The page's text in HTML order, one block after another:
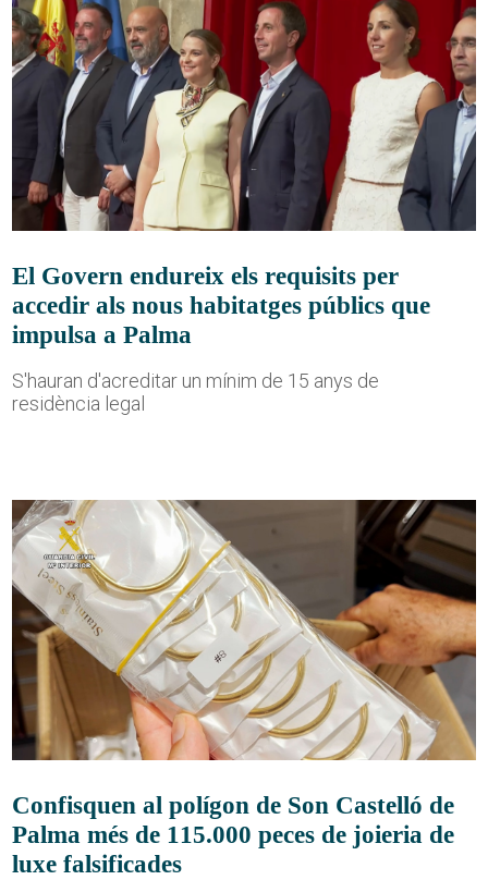
El Govern endureix els requisits per
accedir als nous habitatges públics que
impulsa a Palma
S'hauran d'acreditar un mínim de 15 anys de
residència legal
Confisquen al polígon de Son Castelló de
Palma més de 115.000 peces de joieria de
luxe falsificades